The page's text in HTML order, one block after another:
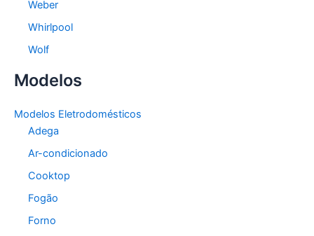
Weber
Whirlpool
Wolf
Modelos
Modelos Eletrodomésticos
Adega
Ar-condicionado
Cooktop
Fogão
Forno